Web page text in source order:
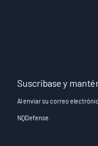
Suscríbase y
Al enviar su correo
NQDefense.